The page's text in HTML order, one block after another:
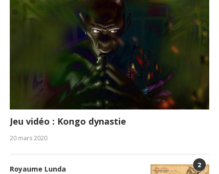
Jeu vidéo : Kongo dynastie
20 mars 2020
2
Royaume Lunda